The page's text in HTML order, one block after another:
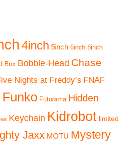
4inch 5inch 6inch 8inch
Box Bobble-Head Chase
Nights at Freddy’s FNAF
Funko Futurama Hidden
Keychain Kidrobot limited
Jaxx MOTU Mystery